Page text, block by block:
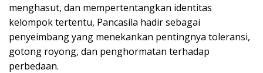
menghasut, dan mempertentangkan identitas
kelompok tertentu, Pancasila hadir sebagai
penyeimbang yang menekankan pentingnya toleransi,
gotong royong, dan penghormatan terhadap
perbedaan.